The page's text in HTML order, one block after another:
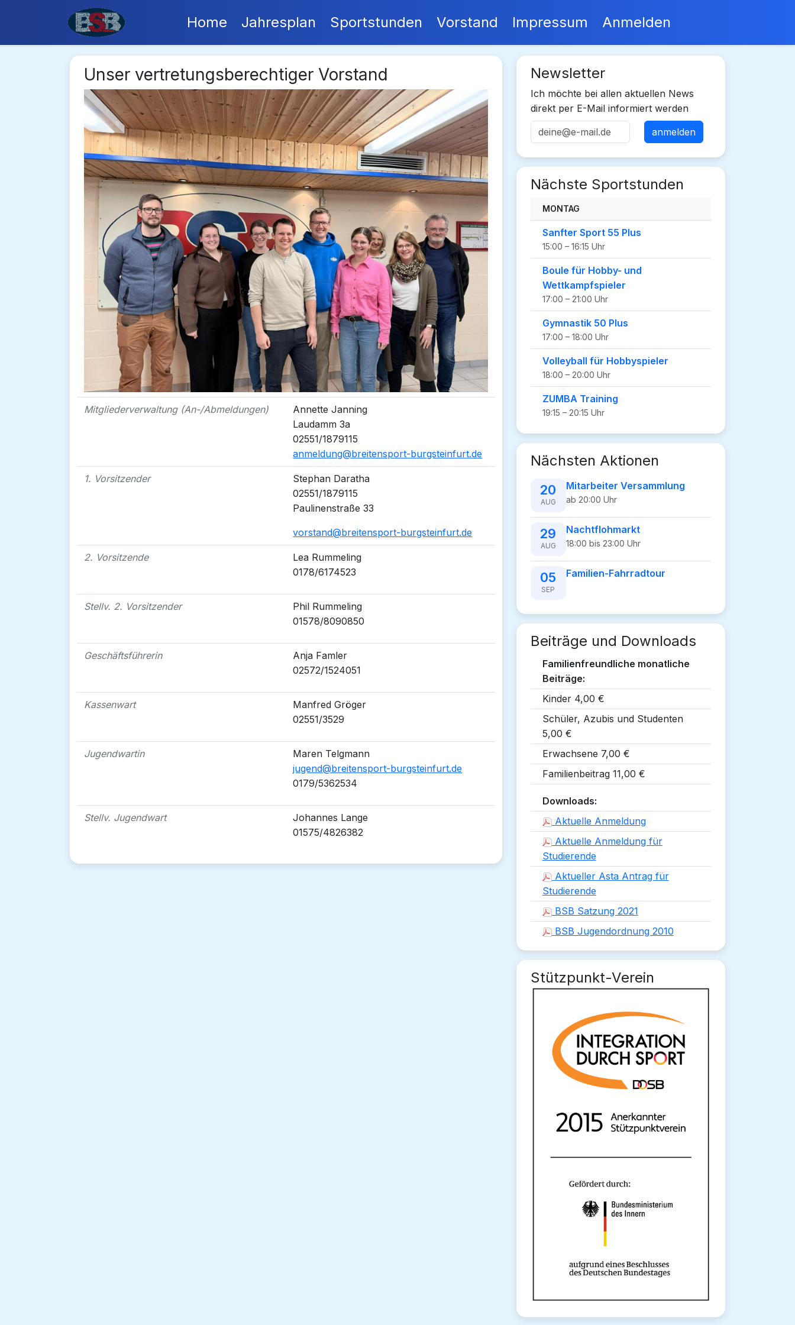
Home Jahresplan Sportstunden Vorstand Impressum Anmelden
Unser vertretungsberechtiger Vorstand
Mitgliederverwaltung (An-/Abmeldungen)
Annette Janning
Laudamm 3a
02551/1879115
anmeldung@breitensport-burgsteinfurt.de
1. Vorsitzender
Stephan Daratha
02551/1879115
Paulinenstraße 33
vorstand@breitensport-burgsteinfurt.de
2. Vorsitzende
Lea Rummeling
0178/6174523
Stellv. 2. Vorsitzender
Phil Rummeling
01578/8090850
Geschäftsführerin
Anja Famler
02572/1524051
Kassenwart
Manfred Gröger
02551/3529
Jugendwartin
Maren Telgmann
jugend@breitensport-burgsteinfurt.de
0179/5362534
Stellv. Jugendwart
Johannes Lange
01575/4826382
Newsletter
Ich möchte bei allen aktuellen News
direkt per E-Mail informiert werden
Nächste Sportstunden
MONTAG
Sanfter Sport 55 Plus
15:00 – 16:15 Uhr
Boule für Hobby- und
Wettkampfspieler
17:00 – 21:00 Uhr
Gymnastik 50 Plus
17:00 – 18:00 Uhr
Volleyball für Hobbyspieler
18:00 – 20:00 Uhr
ZUMBA Training
19:15 – 20:15 Uhr
Nächsten Aktionen
20
AUG
Mitarbeiter Versammlung
ab 20:00 Uhr
29
AUG
Nachtflohmarkt
18:00 bis 23:00 Uhr
05
SEP
Familien-Fahrradtour
Beiträge und Downloads
Familienfreundliche monatliche
Beiträge:
Kinder 4,00 €
Schüler, Azubis und Studenten
5,00 €
Erwachsene 7,00 €
Familienbeitrag 11,00 €
Downloads:
Aktuelle Anmeldung
Aktuelle Anmeldung für
Studierende
Aktueller Asta Antrag für
Studierende
BSB Satzung 2021
BSB Jugendordnung 2010
Stützpunkt-Verein